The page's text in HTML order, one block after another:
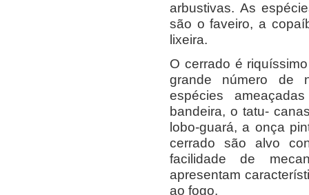
arbustivas. As
são o faveiro, a
lixeira.
O cerrado é
grande número de
espécies
bandeira, o tatu-
lobo-guará, a onça
cerrado são alvo
facilidade de
apresentam
ao fogo.